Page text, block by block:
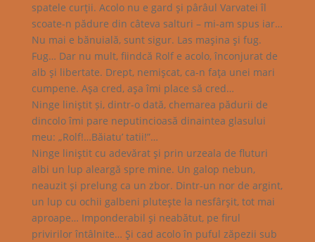
spatele curţii. Acolo nu e gard şi pârâul Varvatei îl
scoate-n pădure din câteva salturi – mi-am spus iar…
Nu mai e bănuială, sunt sigur. Las maşina şi fug.
Fug… Dar nu mult, fiindcă Rolf e acolo, înconjurat de
alb şi libertate. Drept, nemişcat, ca-n faţa unei mari
cumpene. Aşa cred, aşa îmi place să cred…
Ninge liniştit și, dintr-o dată, chemarea pădurii de
dincolo îmi pare neputincioasă dinaintea glasului
meu: „Rolf!…Băiatu’ tatii!”…
Ninge liniştit cu adevărat şi prin urzeala de fluturi
albi un lup aleargă spre mine. Un galop nebun,
neauzit şi prelung ca un zbor. Dintr-un nor de argint,
un lup cu ochii galbeni pluteşte la nesfârşit, tot mai
aproape… Imponderabil şi neabătut, pe firul
privirilor întâlnite… Şi cad acolo în puful zăpezii sub